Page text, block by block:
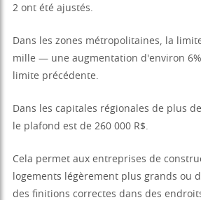
2 ont été ajustés.
Dans les zones métropolitaines, la
mille — une augmentation d'environ
limite précédente.
Dans les capitales régionales de plus
le plafond est de 260 000 R$.
Cela permet aux entreprises de
logements légèrement plus grands ou
des finitions correctes dans des